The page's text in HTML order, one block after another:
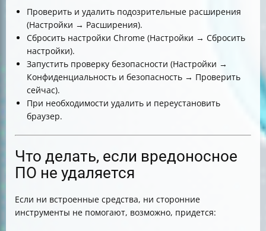
Проверить и удалить подозрительные расширения
(Настройки → Расширения).
Сбросить настройки Chrome (Настройки → Сбросить
настройки).
Запустить проверку безопасности (Настройки →
Конфиденциальность и безопасность → Проверить
сейчас).
При необходимости удалить и переустановить
браузер.
Что делать, если вредоносное
ПО не удаляется
Если ни встроенные средства, ни сторонние
инструменты не помогают, возможно, придется: